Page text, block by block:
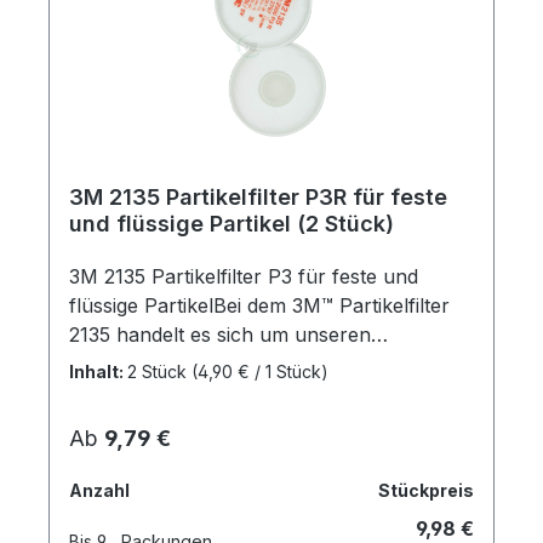
6500QLMarken3M™Menge pro
Verpackungseinheit1ProdukttypZubehör
ErsatzteileSicherheitsdatenblattDatenblatt2
W wiederverwendbarer
3M 2135 Partikelfilter P3R für feste
und flüssige Partikel (2 Stück)
3M 2135 Partikelfilter P3 für feste und
flüssige PartikelBei dem 3M™ Partikelfilter
2135 handelt es sich um unseren
Austauschfilter für wiederverwendbare
durch Feinstaub sowie vor öl- oder
wasserbasierten Dämpfen und enthält
Inhalt: 2 Stück (4,90 € / 1 Stück)
Regulärer Preis:
Ab 9,79 €
Anzahl Stückpreis
9,98 €